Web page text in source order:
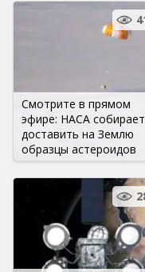
Смотрите в прямом
эфире: НАСА
доставить на Землю
образцы астероидов